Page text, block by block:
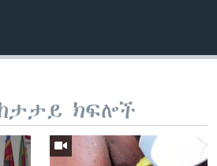
ክፍሎች